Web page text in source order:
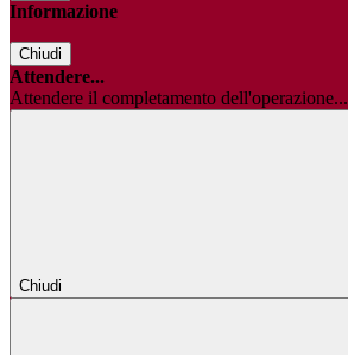
Informazione
Chiudi
Attendere...
Attendere il completamento dell'operazione...
Chiudi